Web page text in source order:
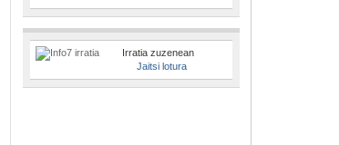
Irratia zuzenean
Jaitsi lotura